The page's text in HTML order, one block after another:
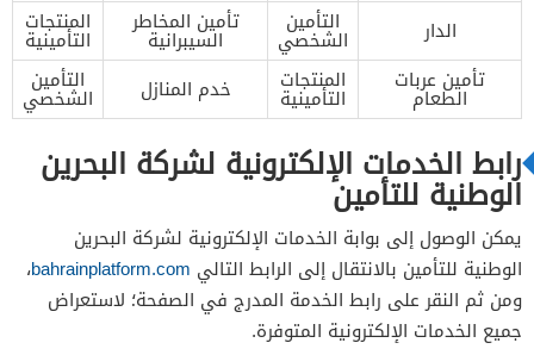
الدار
التأمين
الشخصي
تأمين المخاطر
السيبرانية
المنتجات
التأمينية
تأمين عربات
الطعام
المنتجات
التأمينية خدم المنازل التأمين
الشخصي
رابط الخدمات الإلكترونية لشركة البحرين
الوطنية للتأمين
يمكن الوصول إلى بوابة الخدمات الإلكترونية لشركة البحرين
الوطنية للتأمين بالانتقال إلى الرابط التالي bahrainplatform.com،
ومن ثم النقر على رابط الخدمة المدرج في الصفحة؛ لاستعراض
جميع الخدمات الإلكترونية المتوفرة.